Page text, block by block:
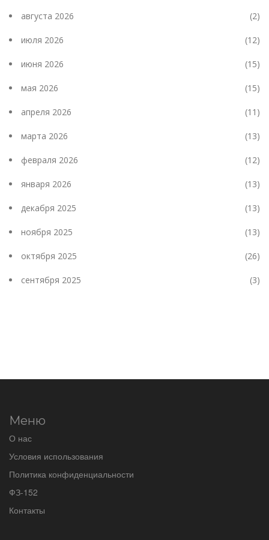
августа 2026 (2)
июля 2026 (12)
июня 2026 (15)
мая 2026 (15)
апреля 2026 (11)
марта 2026 (13)
февраля 2026 (12)
января 2026 (13)
декабря 2025 (13)
ноября 2025 (13)
октября 2025 (26)
сентября 2025 (3)
Меню
О нас
Условия использования
Политика конфиденциальности
ФЗ-152
Контакты